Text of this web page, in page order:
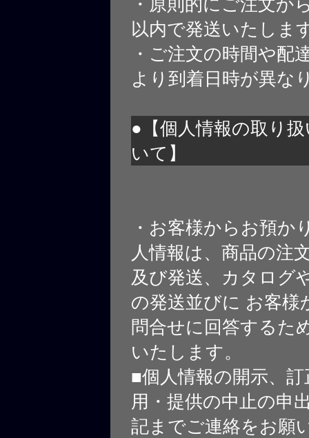
・原則的にご注文か
以内で発送いたしま
・ご注文の時間や配
より到着日時が異な
●【個人情報の取り
いて】
・お客様からお預か
人情報は、商品の注
及び発送、カタログ
の発送並びに お客様
問合せに回答するた
いたします。
■個人情報の開示、
用・提供の中止の申
記までご連絡をお願